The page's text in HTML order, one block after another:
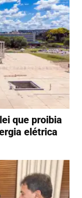
que proibia
elétrica